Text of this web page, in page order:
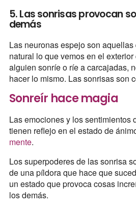
5. Las sonrisas provocan
demás
Las neuronas espejo son
natural lo que vemos en el
alguien sonríe o ríe a carcajadas,
hacer lo mismo. Las sonrisas son
Sonreír hace magia
Las emociones y los sentimientos
tienen reflejo en el estado de
mente.
Los superpoderes de las sonrisa
de una píldora que hace que
un estado que provoca cosas
los demás.